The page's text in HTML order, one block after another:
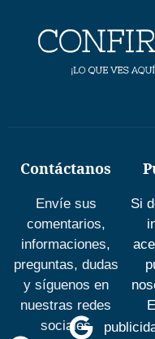
Contáctanos
Envíe sus
comentarios,
informaciones,
preguntas, dudas
y síguenos en
nuestras redes
sociales
Si